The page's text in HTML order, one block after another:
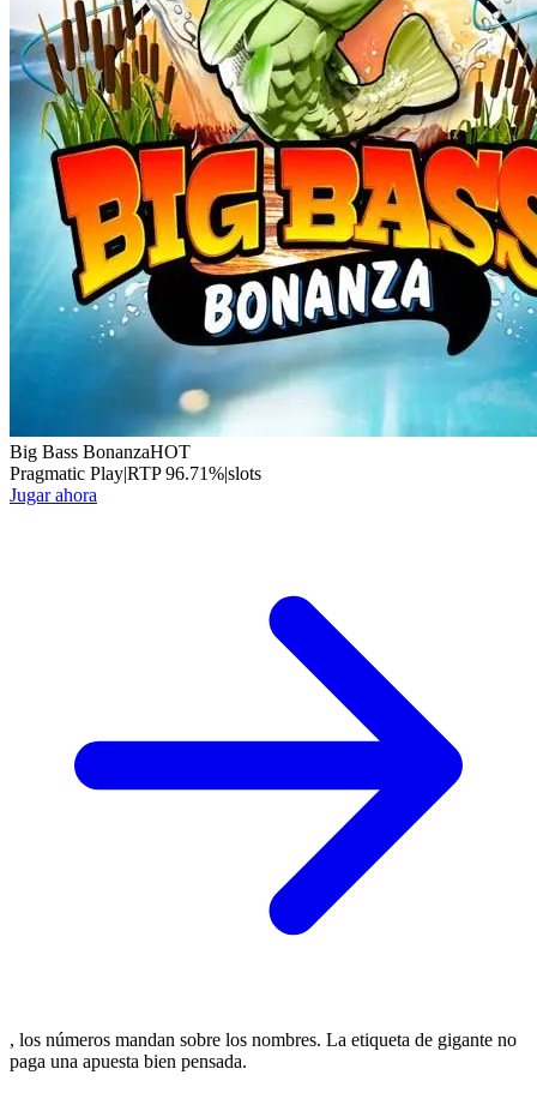
Big Bass BonanzaHOT
Pragmatic Play|RTP96.71%|slots
Jugar ahora
, los números mandan sobre los nombres. La etiqueta de gigante no
paga una apuesta bien pensada.